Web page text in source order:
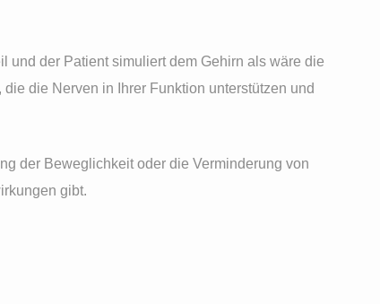
und der Patient simuliert dem Gehirn als wäre die
die Nerven in Ihrer Funktion unterstützen und
der Beweglichkeit oder die Verminderung von
gibt.